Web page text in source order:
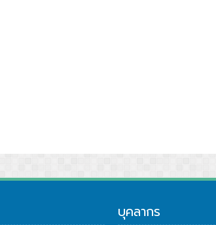
ถภาพด้านร่างกายของนักเรียน
in wonderland” กลุ่มสาระการเรียนรู้ภาษาต่างประเทศ
บุคลากร